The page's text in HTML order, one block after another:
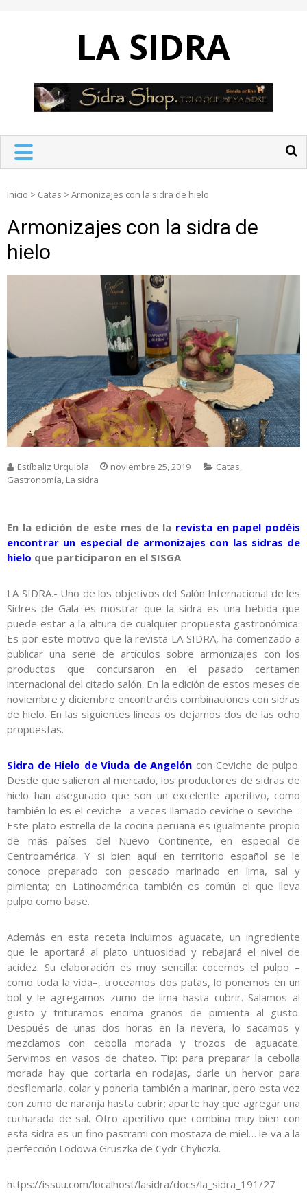
LA SIDRA
Inicio > Catas > Armonizajes con la sidra de hielo
Armonizajes con la sidra de
hielo
Estíbaliz Urquiola noviembre 25, 2019 Catas,
Gastronomía, La sidra
En la edición de este mes de la revista en papel podéis
encontrar un especial de armonizajes con las sidras de
hielo que participaron en el SISGA
LA SIDRA.- Uno de los objetivos del Salón Internacional de les
Sidres de Gala es mostrar que la sidra es una bebida que
puede estar a la altura de cualquier propuesta gastronómica.
Es por este motivo que la revista LA SIDRA, ha comenzado a
publicar una serie de artículos sobre armonizajes con los
productos que concursaron en el pasado certamen
internacional del citado salón. En la edición de estos meses de
noviembre y diciembre encontraréis combinaciones con sidras
de hielo. En las siguientes líneas os dejamos dos de las ocho
propuestas.
Sidra de Hielo de Viuda de Angelón con Ceviche de pulpo.
Desde que salieron al mercado, los productores de sidras de
hielo han asegurado que son un excelente aperitivo, como
también lo es el ceviche –a veces llamado ceviche o seviche–.
Este plato estrella de la cocina peruana es igualmente propio
de más países del Nuevo Continente, en especial de
Centroamérica. Y si bien aquí en territorio español se le
conoce preparado con pescado marinado en lima, sal y
pimienta; en Latinoamérica también es común el que lleva
pulpo como base.
Además en esta receta incluimos aguacate, un ingrediente
que le aportará al plato untuosidad y rebajará el nivel de
acidez. Su elaboración es muy sencilla: cocemos el pulpo –
como toda la vida–, troceamos dos patas, lo ponemos en un
bol y le agregamos zumo de lima hasta cubrir. Salamos al
gusto y trituramos encima granos de pimienta al gusto.
Después de unas dos horas en la nevera, lo sacamos y
mezclamos con cebolla morada y trozos de aguacate.
Servimos en vasos de chateo. Tip: para preparar la cebolla
morada hay que cortarla en rodajas, darle un hervor para
desflemarla, colar y ponerla también a marinar, pero esta vez
con zumo de naranja hasta cubrir; aparte hay que agregar una
cucharada de sal. Otro aperitivo que combina muy bien con
esta sidra es un fino pastrami con mostaza de miel… le va a la
perfección Lodowa Gruszka de Cydr Chyliczki.
https://issuu.com/localhost/lasidra/docs/la_sidra_191/27